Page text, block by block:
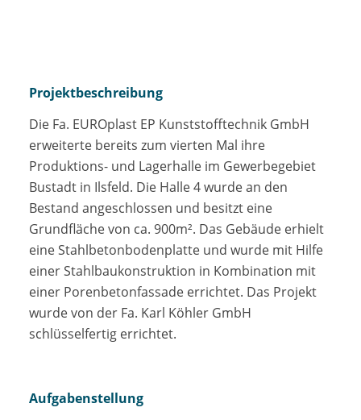
Projektbeschreibung
Die Fa. EUROplast EP Kunststofftechnik GmbH
erweiterte bereits zum vierten Mal ihre
Produktions- und Lagerhalle im Gewerbegebiet
Bustadt in Ilsfeld. Die Halle 4 wurde an den
Bestand angeschlossen und besitzt eine
Grundfläche von ca. 900m². Das Gebäude erhielt
eine Stahlbetonbodenplatte und wurde mit Hilfe
einer Stahlbaukonstruktion in Kombination mit
einer Porenbetonfassade errichtet. Das Projekt
wurde von der Fa. Karl Köhler GmbH
schlüsselfertig errichtet.
Aufgabenstellung